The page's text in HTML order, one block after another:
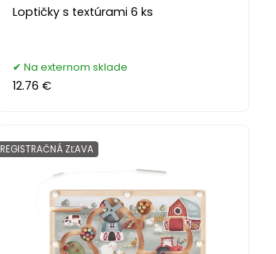
Loptičky s textúrami 6 ks
Na externom sklade
12.76 €
REGISTRAČNÁ ZĽAVA